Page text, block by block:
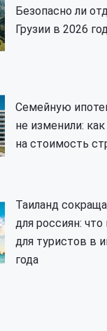
Безопасно ли
Грузии в 2026
Семейную
не изменили:
на стоимость
Таиланд
для россиян:
для туристов в
года